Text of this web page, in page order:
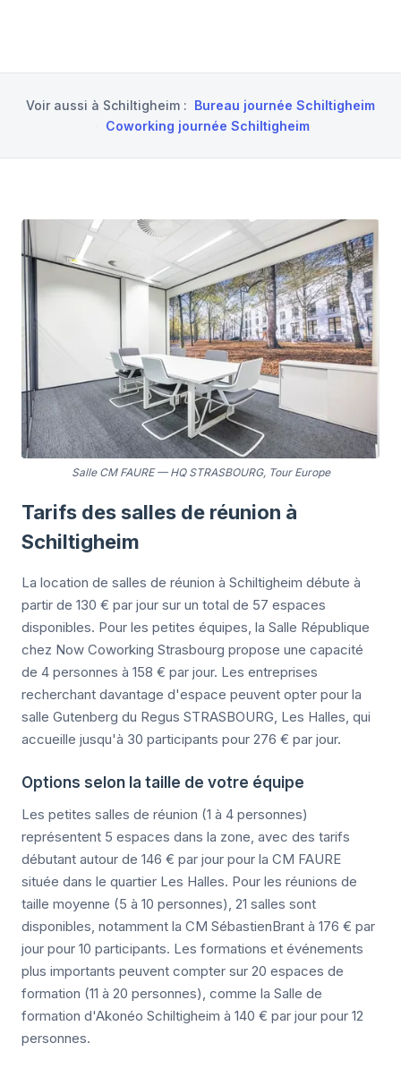
Voir aussi à Schiltigheim : Bureau journée Schiltigheim
Coworking journée Schiltigheim
Salle CM FAURE— HQ STRASBOURG, Tour Europe
Tarifs des salles de réunion à
Schiltigheim
La location de salles de réunion à Schiltigheim débute à
partir de 130 € par jour sur un total de 57 espaces
disponibles. Pour les petites équipes, la Salle République
chez Now Coworking Strasbourg propose une capacité
de 4 personnes à 158 € par jour. Les entreprises
recherchant davantage d'espace peuvent opter pour la
salle Gutenberg du Regus STRASBOURG, Les Halles, qui
accueille jusqu'à 30 participants pour 276 € par jour.
Options selon la taille de votre équipe
Les petites salles de réunion (1 à 4 personnes)
représentent 5 espaces dans la zone, avec des tarifs
débutant autour de 146 € par jour pour la CM FAURE
située dans le quartier Les Halles. Pour les réunions de
taille moyenne (5 à 10 personnes), 21 salles sont
disponibles, notamment la CM SébastienBrant à 176 € par
jour pour 10 participants. Les formations et événements
plus importants peuvent compter sur 20 espaces de
formation (11 à 20 personnes), comme la Salle de
formation d'Akonéo Schiltigheim à 140 € par jour pour 12
personnes.